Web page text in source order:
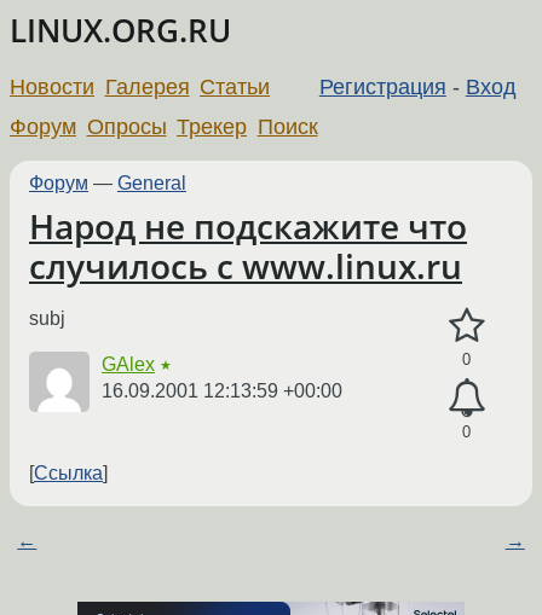
LINUX.ORG.RU
Регистрация - Вход
Новости Галерея Статьи
Форум Опросы Трекер Поиск
Форум — General
Народ не подскажите что
случилось c www.linux.ru
0
0
subj
GAlex ★
16.09.2001 12:13:59 +00:00
Ссылка
← →